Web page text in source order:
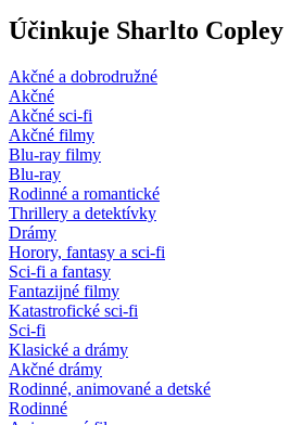
Účinkuje Sharlto Copley
Akčné a dobrodružné
Akčné
Akčné sci-fi
Akčné filmy
Blu-ray filmy
Blu-ray
Rodinné a romantické
Thrillery a detektívky
Drámy
Horory, fantasy a sci-fi
Sci-fi a fantasy
Fantazijné filmy
Katastrofické sci-fi
Sci-fi
Klasické a drámy
Akčné drámy
Rodinné, animované a detské
Rodinné